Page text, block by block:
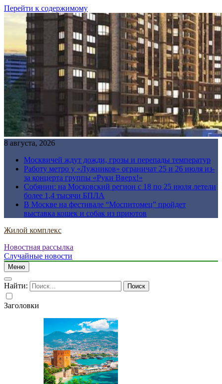
Перейти к содержимому
8 августа, 2026
Москвичей ждут дожди, грозы и перепады температур
Работу метро у «Лужников» ограничат 25 и 26 июля из-
за концерта группы «Руки Вверх!»
Собянин: на Московский регион с 18 по 25 июля летели
более 1,4 тысячи БПЛА
В Москве на фестивале “Моспитомец” пройдет
выставка кошек и собак из приютов
Жилой комплекс
Новостная рассылка
Случайные новости
Меню
Найти:
Заголовки